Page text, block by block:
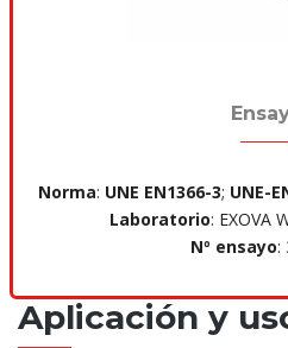
Norma: UNE EN1366-3; UNE-
Laboratorio: EXOVA
Nº ensayo:
Aplicación y